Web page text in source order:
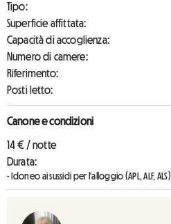
Tipo:
Superficie affittata:
Capacità di accoglienza:
Numero di camere:
Riferimento:
Posti letto:
Canone e condizioni
14 € / notte
Durata:
- Idoneo ai sussidi per l'alloggio (APL, ALF, ALS)